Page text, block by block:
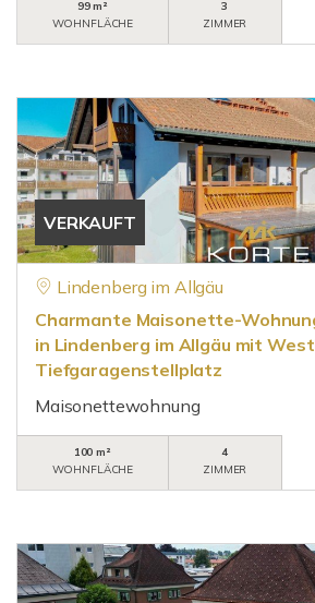
99 m²
WOHNFLÄCHE
3
ZIMMER
VERKAUFT
Lindenberg im Allgäu
Charmante Maisonette-
in Lindenberg im Allgäu mit
Tiefgaragenstellplatz
Maisonettewohnung
100 m²
WOHNFLÄCHE
4
ZIMMER